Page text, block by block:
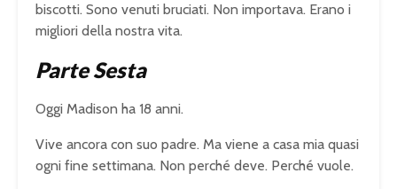
biscotti. Sono venuti bruciati. Non importava. Erano i
migliori della nostra vita.
Parte Sesta
Oggi Madison ha 18 anni.
Vive ancora con suo padre. Ma viene a casa mia quasi
ogni fine settimana. Non perché deve. Perché vuole.